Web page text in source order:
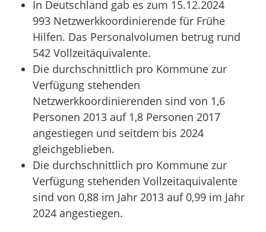
In Deutschland gab es zum 15.12.2024
993 Netzwerkkoordinierende für Frühe
Hilfen. Das Personalvolumen betrug rund
542 Vollzeitäquivalente.
Die durchschnittlich pro Kommune zur
Verfügung stehenden
Netzwerkkoordinierenden sind von 1,6
Personen 2013 auf 1,8 Personen 2017
angestiegen und seitdem bis 2024
gleichgeblieben.
Die durchschnittlich pro Kommune zur
Verfügung stehenden Vollzeitaquivalente
sind von 0,88 im Jahr 2013 auf 0,99 im Jahr
2024 angestiegen.